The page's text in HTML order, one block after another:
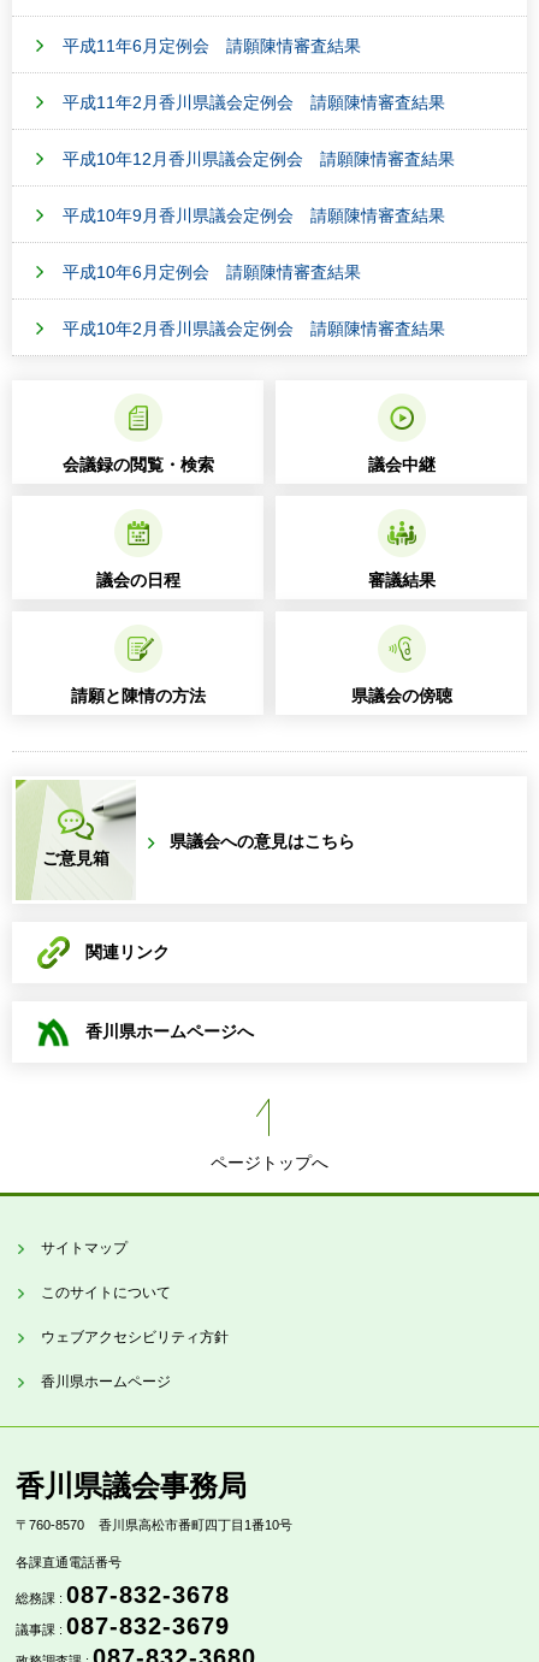
平成11年6月定例会 請願陳情審査結果
平成11年2月香川県議会定例会 請願陳情審査結果
平成10年12月香川県議会定例会 請願陳情審査結果
平成10年9月香川県議会定例会 請願陳情審査結果
平成10年6月定例会 請願陳情審査結果
平成10年2月香川県議会定例会 請願陳情審査結果
会議録の閲覧・検索 議会中継
議会の日程 審議結果
請願と陳情の方法 県議会の傍聴
ご意見箱
県議会への意見はこちら
関連リンク
香川県ホームページへ
ページトップへ
サイトマップ
このサイトについて
ウェブアクセシビリティ方針
香川県ホームページ
香川県議会事務局
〒760-8570 香川県高松市番町四丁目1番10号
各課直通電話番号
総務課 : 087-832-3678
議事課 : 087-832-3679